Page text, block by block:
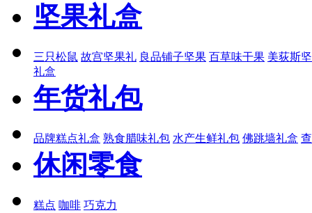
坚果礼盒
三只松鼠 故宫坚果礼 良品铺子坚果 百草味干果 美荻斯
礼盒
年货礼包
品牌糕点礼盒 熟食腊味礼包 水产生鲜礼包 佛跳墙礼盒
休闲零食
糕点 咖啡 巧克力